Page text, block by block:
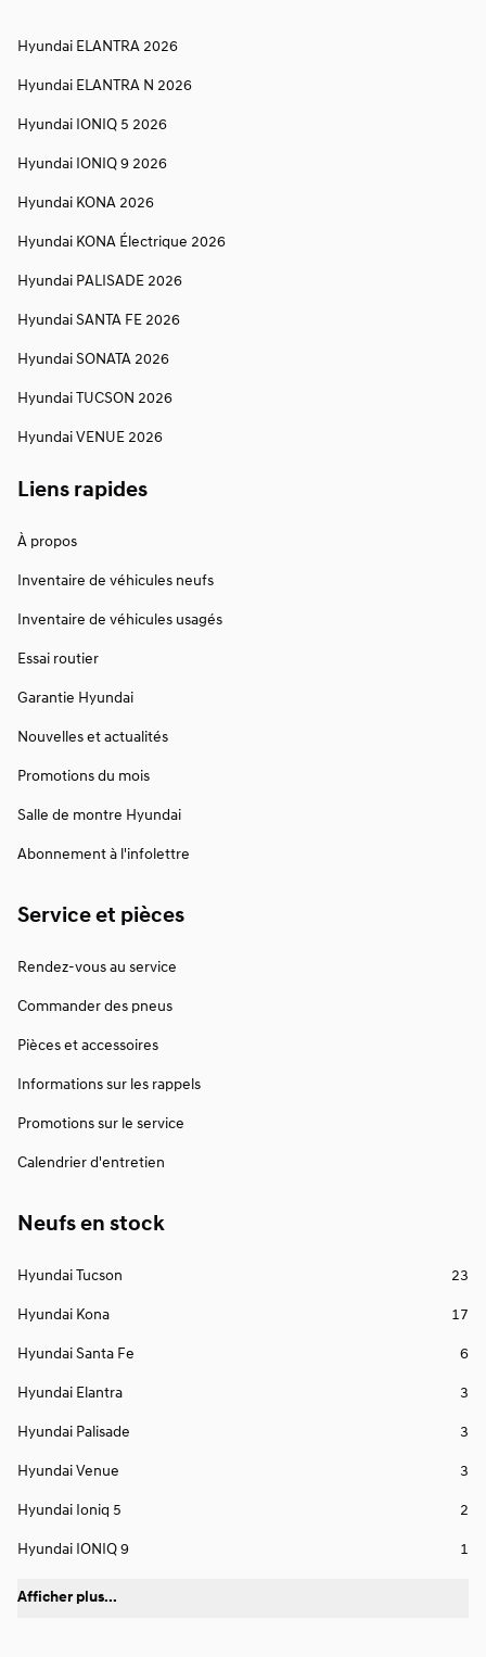
Hyundai ELANTRA 2026
Hyundai ELANTRA N 2026
Hyundai IONIQ 5 2026
Hyundai IONIQ 9 2026
Hyundai KONA 2026
Hyundai KONA Électrique 2026
Hyundai PALISADE 2026
Hyundai SANTA FE 2026
Hyundai SONATA 2026
Hyundai TUCSON 2026
Hyundai VENUE 2026
Liens rapides
À propos
Inventaire de véhicules neufs
Inventaire de véhicules usagés
Essai routier
Garantie Hyundai
Nouvelles et actualités
Promotions du mois
Salle de montre Hyundai
Abonnement à l'infolettre
Service et pièces
Rendez-vous au service
Commander des pneus
Pièces et accessoires
Informations sur les rappels
Promotions sur le service
Calendrier d'entretien
Neufs en stock
Hyundai Tucson 23
Hyundai Kona 17
Hyundai Santa Fe 6
Hyundai Elantra 3
Hyundai Palisade 3
Hyundai Venue 3
Hyundai Ioniq 5 2
Hyundai IONIQ 9 1
Afficher plus...